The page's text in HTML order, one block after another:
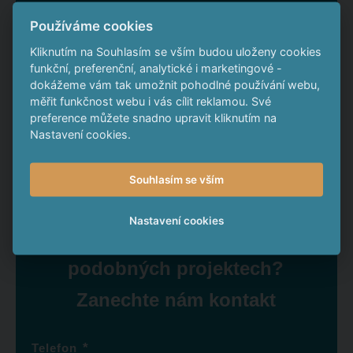
Roční úrok
Své finance byste za 4 roky zhodnotili o
podobných projektech?
Zanechte nám kontakt
Telefon *
Používáme cookies
Kliknutím na Souhlasím se vším budou uloženy cookies
funkční, preferenční, analytické i marketingové -
dokážeme vám tak umožnit pohodlné používání webu,
měřit funkčnost webu i vás cílit reklamou. Své
preference můžete snadno upravit kliknutím na
Nastavení cookies.
Souhlasím se vším
Nastavení cookies